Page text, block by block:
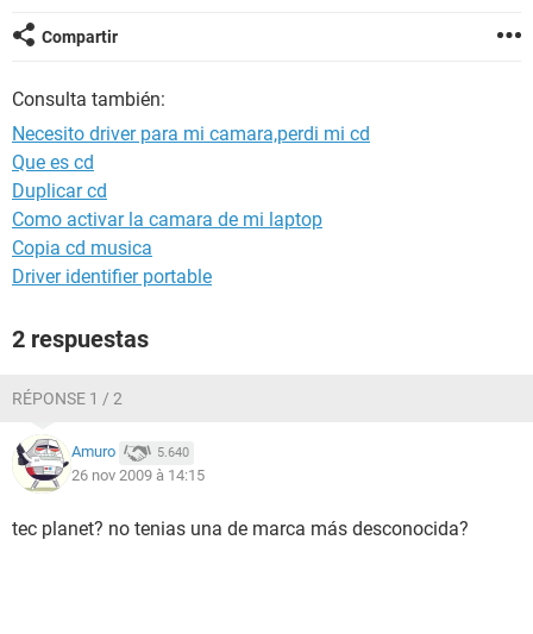
Compartir
Consulta también:
Necesito driver para mi camara,perdi mi cd
Que es cd
Duplicar cd
Como activar la camara de mi laptop
Copia cd musica
Driver identifier portable
2 respuestas
RÉPONSE 1 / 2
Amuro 5.640
26 nov 2009 à 14:15
tec planet? no tenias una de marca más desconocida?